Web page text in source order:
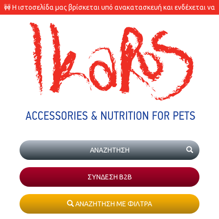
🚧 Η ιστοσελίδα μας βρίσκεται υπό ανακατασκευή και ενδέχεται να
υπάρχουν διαφορές στις διαθεσιμότητες των προϊόντων.
ΣΥΝΔΕΣΗ Β2Β
ΑΝΑΖΗΤΗΣΗ ΜΕ ΦΙΛΤΡΑ